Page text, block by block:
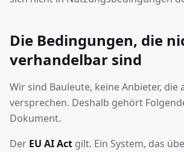
Die Bedingungen, die
verhandelbar sind
Wir sind Bauleute, keine Anbieter, die
versprechen. Deshalb gehört
Dokument.
Der EU AI Act gilt. Ein System, das